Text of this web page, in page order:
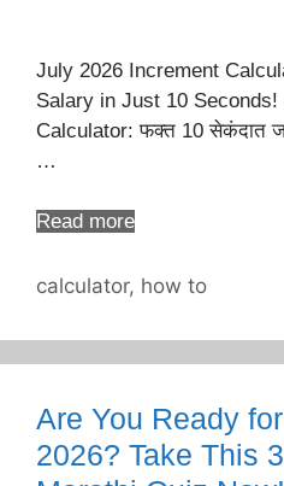
July 2026 Increment
Salary in Just 10
Calculator: फक्त 10 सेकंदात
…
Read more
Categories
calculator, how to
Are You Ready
2026? Take This